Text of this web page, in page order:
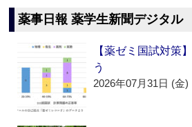
薬事日報 薬学生新聞デジタル
【薬ゼミ国試対策
う
2026年07月31日 (金)